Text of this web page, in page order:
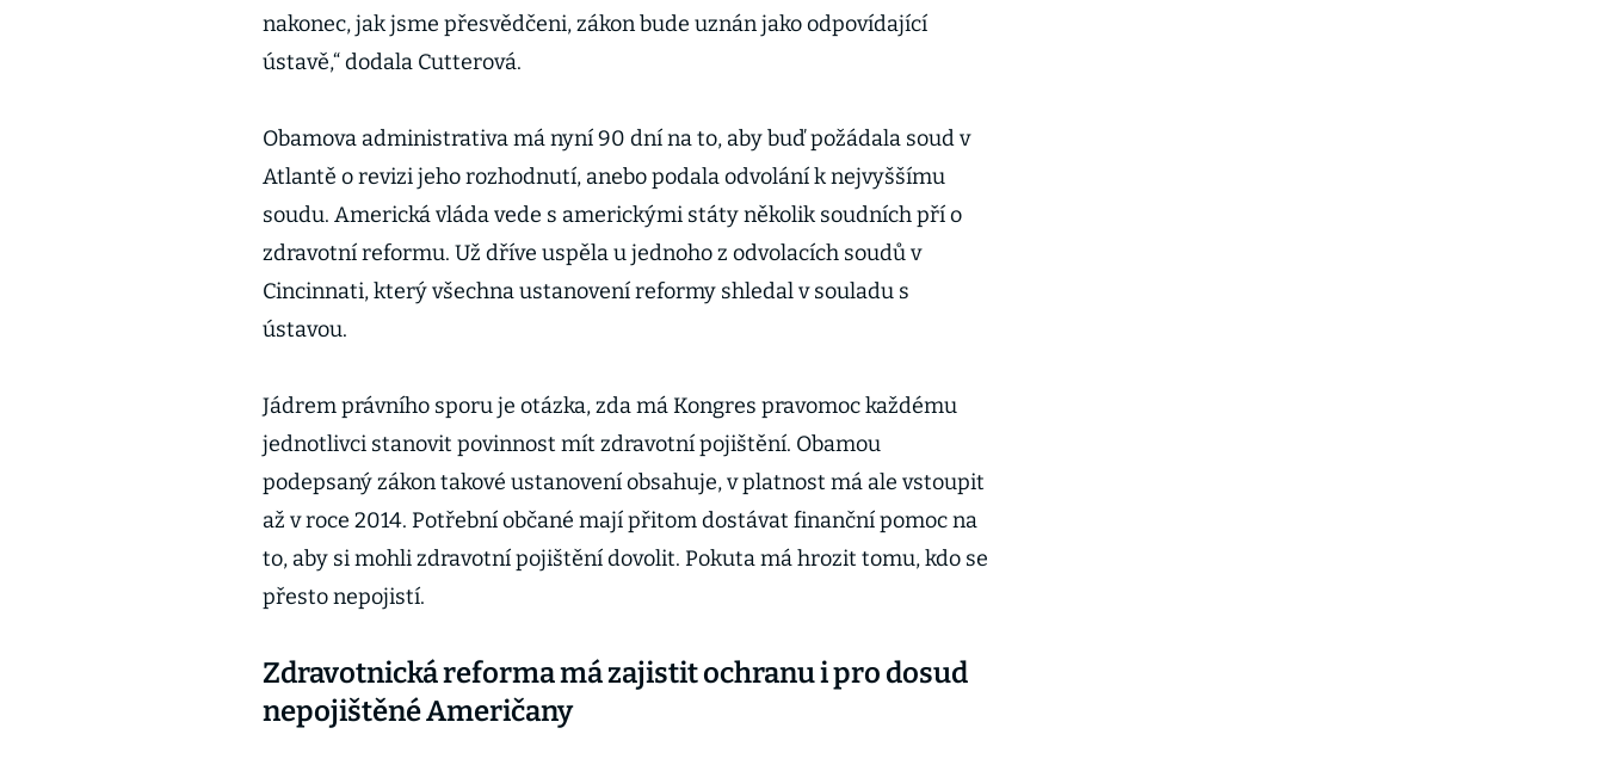
nakonec, jak jsme přesvědčeni, zákon bude uznán jako odpovídající
ústavě,“ dodala Cutterová.
Obamova administrativa má nyní 90 dní na to, aby buď požádala soud v
Atlantě o revizi jeho rozhodnutí, anebo podala odvolání k nejvyššímu
soudu. Americká vláda vede s americkými státy několik soudních pří o
zdravotní reformu. Už dříve uspěla u jednoho z odvolacích soudů v
Cincinnati, který všechna ustanovení reformy shledal v souladu s
ústavou.
Jádrem právního sporu je otázka, zda má Kongres pravomoc každému
jednotlivci stanovit povinnost mít zdravotní pojištění. Obamou
podepsaný zákon takové ustanovení obsahuje, v platnost má ale vstoupit
až v roce 2014. Potřební občané mají přitom dostávat finanční pomoc na
to, aby si mohli zdravotní pojištění dovolit. Pokuta má hrozit tomu, kdo se
přesto nepojistí.
Zdravotnická reforma má zajistit ochranu i pro dosud
nepojištěné Američany